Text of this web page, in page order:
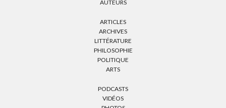
AUTEURS
ARTICLES
ARCHIVES
LITTÉRATURE
PHILOSOPHIE
POLITIQUE
ARTS
PODCASTS
VIDÉOS